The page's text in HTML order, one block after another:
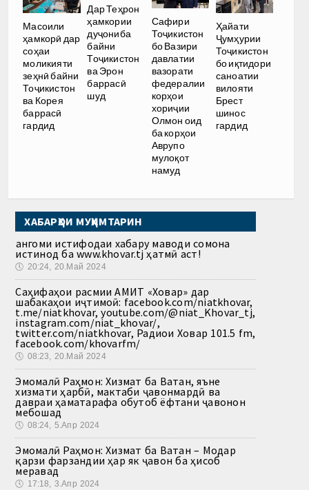
Масоили
ҳамкорӣ дар
соҳаи
моликияти
зеҳнӣ байни
Тоҷикистон
ва Корея
баррасӣ
гардид
Дар Теҳрон
ҳамкории
дуҷониба
байни
Тоҷикистон
ва Эрон
баррасӣ
шуд
Сафири
Тоҷикистон
бо Вазири
давлатии
вазорати
федералии
корҳои
хориҷии
Олмон оид
ба корҳои
Аврупо
мулоқот
намуд
Ҳайати
Ҷумҳурии
Тоҷикистон
бо иқтидори
саноатии
вилояти
Брест
шинос
гардид
ХАБАРҲОИ МУҲИМТАРИН
Ҳангоми истифодаи хабару маводи сомона
истинод ба www.khovar.tj ҳатмӣ аст!
🕔 20:24, 20.Май 2024
Саҳифаҳои расмии АМИТ «Ховар» дар
шабакаҳои иҷтимоӣ: facebook.com/niatkhovar,
t.me/niatkhovar, youtube.com/@niat_Khovar_tj,
instagram.com/niat_khovar/,
twitter.com/niatkhovar, Радиои Ховар 101.5 fm,
facebook.com/khovarfm/
🕔 08:23, 20.Май 2024
Эмомалӣ Раҳмон: Хизмат ба Ватан, яъне
хизмати ҳарбӣ, мактаби ҷавонмардӣ ва
давраи ҳаматарафа обутоб ёфтани ҷавонон
мебошад
🕔 08:24, 5.Апр 2024
Эмомалӣ Раҳмон: Хизмат ба Ватан – Модар
қарзи фарзандии ҳар як ҷавон ба ҳисоб
меравад
🕔 17:18, 3.Апр 2024